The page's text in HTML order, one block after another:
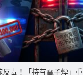
反毒！「持有電子煙」重